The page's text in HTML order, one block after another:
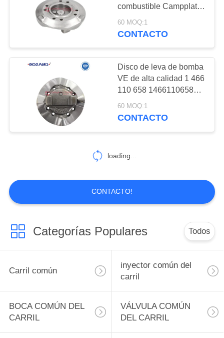
VÁLVULA DE
CONTROL DE LA
SUCCIÓN
VÁLVULA DEL
PRESIÓN
34
SENSOR DE ALTA
PRESIÓN
21
combustible Campplate
Cam Disco 1466110643
DE643 Bomba de
Adaptado para Iveco
Daily 35.10 40.12 49.12
/ Fiat Ducato 2.8L
60 MOQ:1
CONTACTO
Disco de leva de bomba
VE de alta calidad 1 466
110 658 1466110658
Placa de leva para
repuestos de inyección
oferta
60 MOQ:1
CONTACTO
loading...
CONTACTO!
Categorías Populares Todos
Carril común
inyector común del
carril
BOCA COMÚN DEL
CARRIL
VÁLVULA COMÚN
DEL CARRIL